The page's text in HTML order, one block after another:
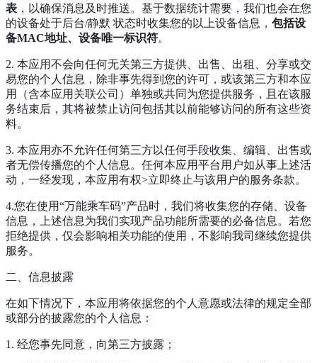
表 ，以确保消息及时推送。基于数据统计需要，我们也会在您
的设备处于后台/静默 状态时收集您的以上设备信息， 包括设
备MAC地址、设备唯一标识符。
2. 本应用不会向任何无关第三方提供、出售、出租、分享或交
易您的个人信息，除非事先得到您的许可，或该第三方和本应
用（含本应用关联公司）单独或共同为您提供服务，且在该服
务结束后，其将被禁止访问包括其以前能够访问的所有这些资
料。
3. 本应用亦不允许任何第三方以任何手段收集、编辑、出售或
者无偿传播您的个人信息。任何本应用平台用户如从事上述活
动，一经发现，本应用有权>立即终止与该用户的服务条款。
4.您在使用“万能乘车码”产品时，我们将收集您的存储、设备
信息，上述信息为我们实现产品功能所需要的必备信息。若您
拒绝提供，仅会影响相关功能的使用，不影响我司继续您提供
服务。
二、信息披露
在如下情况下，本应用将依据您的个人意愿或法律的规定全部
或部分的披露您的个人信息：
1. 经您事先同意，向第三方披露；